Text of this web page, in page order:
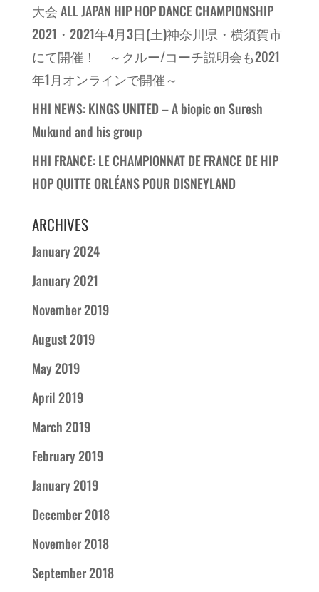
大会 ALL JAPAN HIP HOP DANCE CHAMPIONSHIP
2021・2021年4月3日(土)神奈川県・横須賀市
にて開催！ ～クルー/コーチ説明会も2021
年1月オンラインで開催～
HHI NEWS: KINGS UNITED – A biopic on Suresh
Mukund and his group
HHI FRANCE: LE CHAMPIONNAT DE FRANCE DE HIP
HOP QUITTE ORLÉANS POUR DISNEYLAND
ARCHIVES
January 2024
January 2021
November 2019
August 2019
May 2019
April 2019
March 2019
February 2019
January 2019
December 2018
November 2018
September 2018